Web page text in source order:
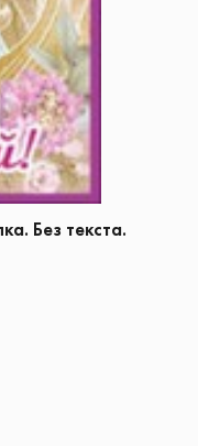
Без текста.